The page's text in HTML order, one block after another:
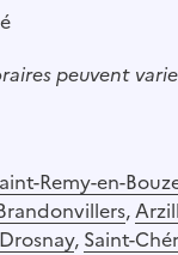
peuvent
Remy-en-
,
Drosnay, Saint-